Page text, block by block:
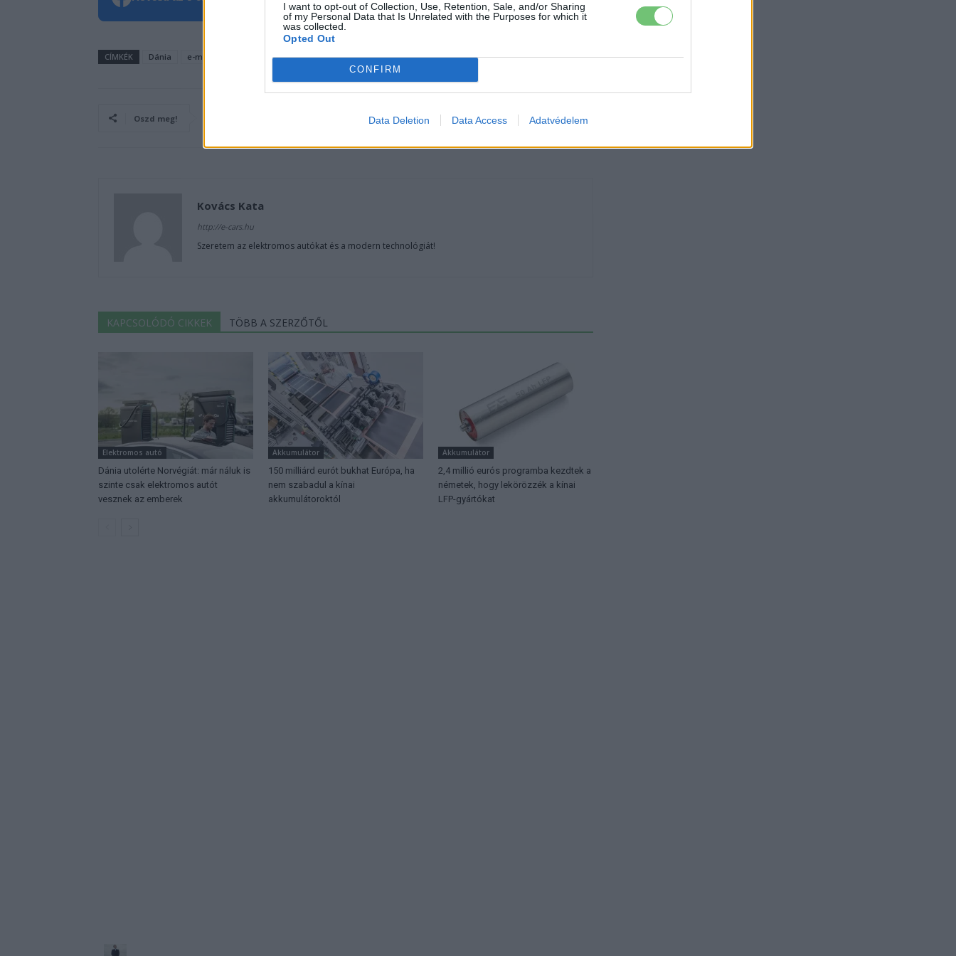
I want to opt-out of Collection, Use, Retention, Sale, and/or Sharing
of my Personal Data that Is Unrelated with the Purposes for which it
was collected.
Opted Out
CONFIRM
Data Deletion Data Access Adatvédelem
CÍMKÉK Dánia e-mobilitás Elektromobilitás Elektromos autó Statisztika
Oszd meg!
Kovács Kata
http://e-cars.hu
Szeretem az elektromos autókat és a modern technológiát!
KAPCSOLÓDÓ CIKKEK TÖBB A SZERZŐTŐL
Elektromos autó
Dánia utolérte Norvégiát: már náluk is
szinte csak elektromos autót
vesznek az emberek
Akkumulátor
150 milliárd eurót bukhat Európa, ha
nem szabadul a kínai
akkumulátoroktól
Akkumulátor
2,4 millió eurós programba kezdtek a
németek, hogy lekörözzék a kínai
LFP-gyártókat